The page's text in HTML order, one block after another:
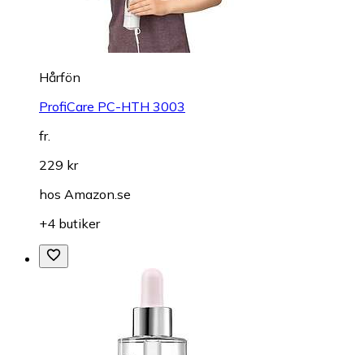
Hårfön
ProfiCare PC-HTH 3003
fr.
229 kr
hos Amazon.se
+4 butiker